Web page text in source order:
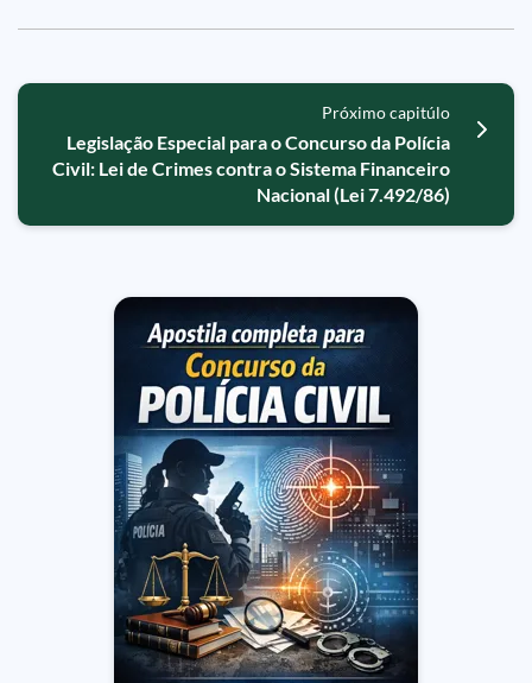
Próximo capitúlo
Legislação Especial para o Concurso da Polícia
Civil: Lei de Crimes contra o Sistema Financeiro
Nacional (Lei 7.492/86)